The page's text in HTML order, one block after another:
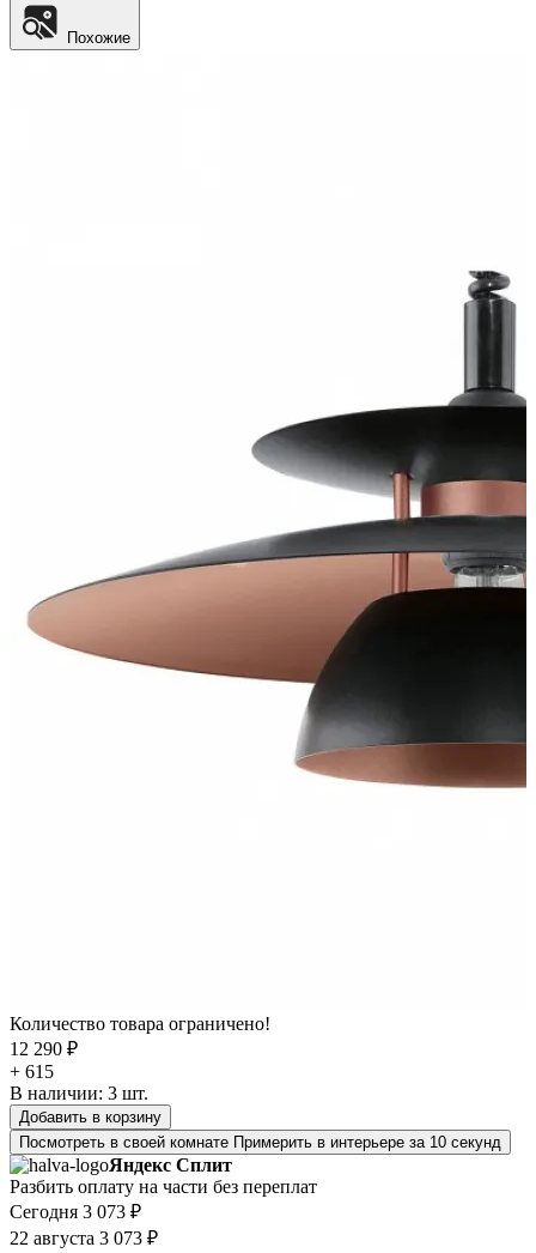
Похожие
Количество товара ограничено!
12 290 ₽
+ 615
В наличии: 3 шт.
Добавить в корзину
Посмотреть в своей комнате Примерить в интерьере за 10 секунд
Яндекс Сплит
Разбить оплату на части без переплат
Сегодня 3 073 ₽
22 августа 3 073 ₽